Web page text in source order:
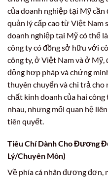
của doanh nghiệp tại Mỹ
quản lý cấp cao từ Việt Nam
doanh nghiệp tại Mỹ có thể
công ty có đồng sở hữu với
công ty, ở Việt Nam và ở
động hợp pháp và chứng
thuyên chuyển và chi trả cho
chất kinh doanh của hai
nhau, nhưng mối quan hệ
tiên quyết.
Tiêu Chí Dành Cho Đương
Lý/Chuyên Môn)
Về phía cá nhân đương